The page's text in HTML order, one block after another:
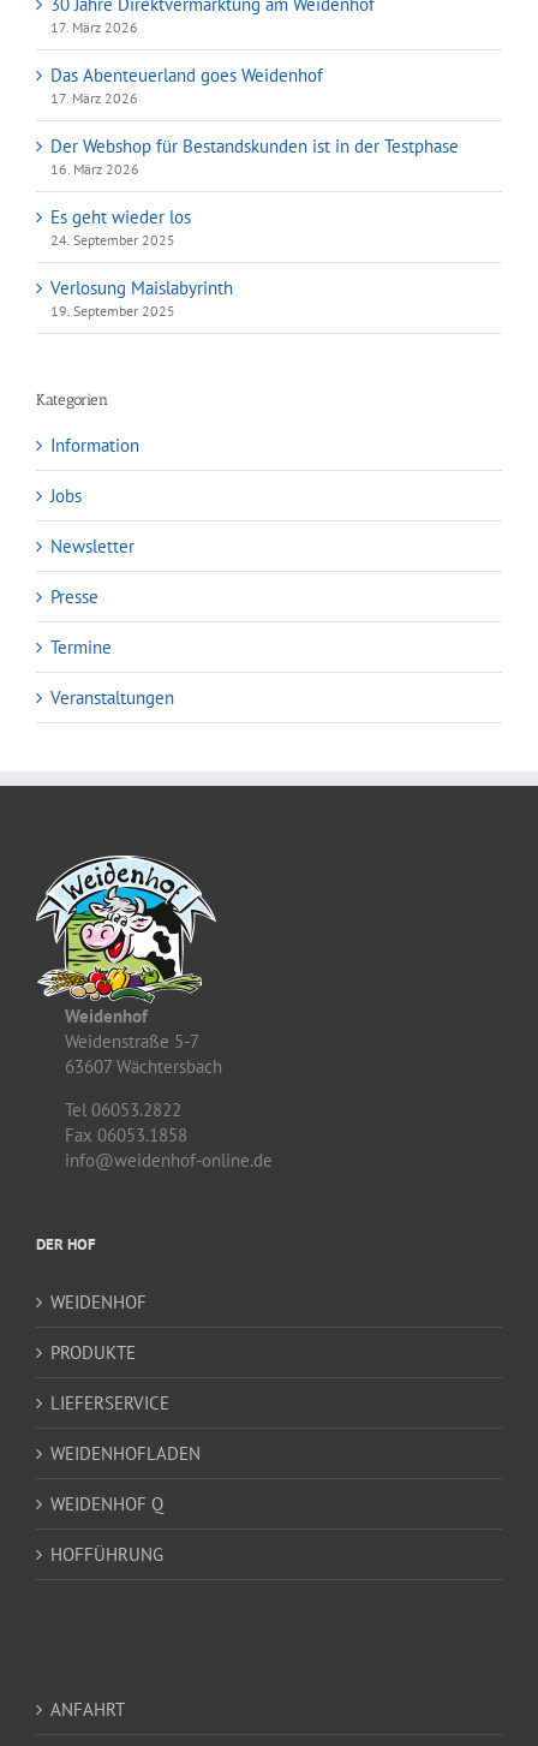
17. März 2026
Das Abenteuerland goes Weidenhof
17. März 2026
Der Webshop für Bestandskunden ist in der Testphase
16. März 2026
Es geht wieder los
24. September 2025
Verlosung Maislabyrinth
19. September 2025
Kategorien
Information
Jobs
Newsletter
Presse
Termine
Veranstaltungen
Weidenhof
Weidenstraße 5-7
63607 Wächtersbach
Tel 06053.2822
Fax 06053.1858
info@weidenhof-online.de
DER HOF
WEIDENHOF
PRODUKTE
LIEFERSERVICE
WEIDENHOFLADEN
WEIDENHOF Q
HOFFÜHRUNG
ANFAHRT